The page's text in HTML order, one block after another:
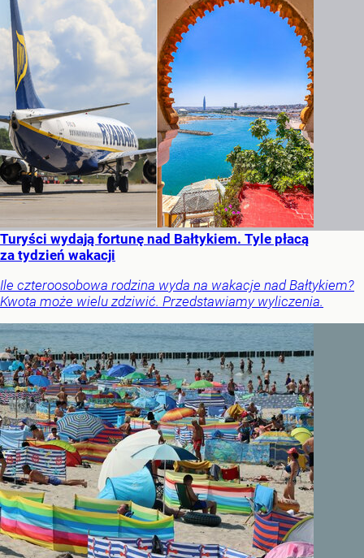
Turyści wydają fortunę nad Bałtykiem. Tyle płacą
za tydzień wakacji
Ile czteroosobowa rodzina wyda na wakacje nad Bałtykiem?
Kwota może wielu zdziwić. Przedstawiamy wyliczenia.